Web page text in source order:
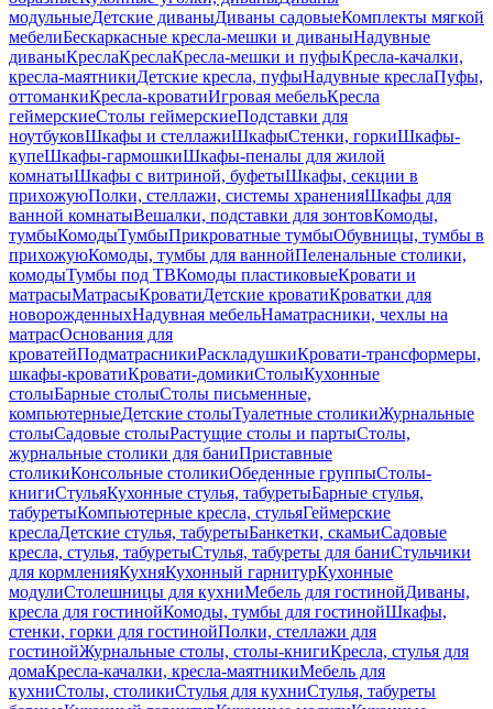
модульныеДетские диваныДиваны садовыеКомплекты мягкой
мебелиБескаркасные кресла-мешки и диваныНадувные
диваныКреслаКреслаКресла-мешки и пуфыКресла-качалки,
кресла-маятникиДетские кресла, пуфыНадувные креслаПуфы,
оттоманкиКресла-кроватиИгровая мебельКресла
геймерскиеСтолы геймерскиеПодставки для
ноутбуковШкафы и стеллажиШкафыСтенки, горкиШкафы-
купеШкафы-гармошкиШкафы-пеналы для жилой
комнатыШкафы с витриной, буфетыШкафы, секции в
прихожуюПолки, стеллажи, системы храненияШкафы для
ванной комнатыВешалки, подставки для зонтовКомоды,
тумбыКомодыТумбыПрикроватные тумбыОбувницы, тумбы в
прихожуюКомоды, тумбы для ваннойПеленальные столики,
комодыТумбы под ТВКомоды пластиковыеКровати и
матрасыМатрасыКроватиДетские кроватиКроватки для
новорожденныхНадувная мебельНаматрасники, чехлы на
матрасОснования для
кроватейПодматрасникиРаскладушкиКровати-трансформеры,
шкафы-кроватиКровати-домикиСтолыКухонные
столыБарные столыСтолы письменные,
компьютерныеДетские столыТуалетные столикиЖурнальные
столыСадовые столыРастущие столы и партыСтолы,
журнальные столики для баниПриставные
столикиКонсольные столикиОбеденные группыСтолы-
книгиСтульяКухонные стулья, табуретыБарные стулья,
табуретыКомпьютерные кресла, стульяГеймерские
креслаДетские стулья, табуретыБанкетки, скамьиСадовые
кресла, стулья, табуретыСтулья, табуреты для баниСтульчики
для кормленияКухняКухонный гарнитурКухонные
модулиСтолешницы для кухниМебель для гостинойДиваны,
кресла для гостинойКомоды, тумбы для гостинойШкафы,
стенки, горки для гостинойПолки, стеллажи для
гостинойЖурнальные столы, столы-книгиКресла, стулья для
домаКресла-качалки, кресла-маятникиМебель для
кухниСтолы, столикиСтулья для кухниСтулья, табуреты